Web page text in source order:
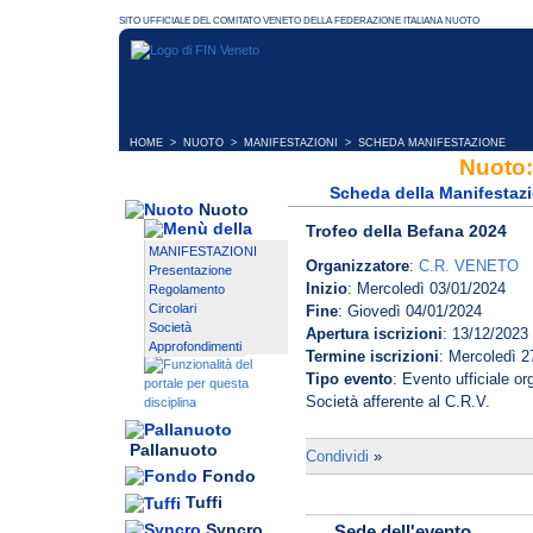
HOME > NUOTO > MANIFESTAZIONI > SCHEDA MANIFESTAZIONE
Nuoto
MANIFESTAZIONI
Presentazione
Regolamento
Circolari
Società
Approfondimenti
Pallanuoto
Fondo
Tuffi
Scheda della
Trofeo della Befana 2024
Organizzatore: C.R. VENETO
Inizio: Mercoledì 03/01/2024
Fine: Giovedì 04/01/2024
Apertura iscrizioni: 13/12/2023
Termine iscrizioni: Mercoledì
Tipo evento: Evento ufficiale
Società afferente al C.R.V.
Condividi »